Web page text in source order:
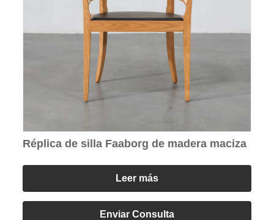
Réplica de silla Faaborg de madera maciza
Leer más
Enviar Consulta